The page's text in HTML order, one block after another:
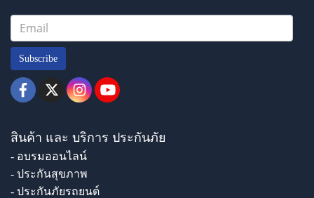
Subscribe
สินค้า และ บริการ ประกันภัย
- อบรมออนไลน์
- ประกันสุขภาพ
- ประกันภัยรถยนต์